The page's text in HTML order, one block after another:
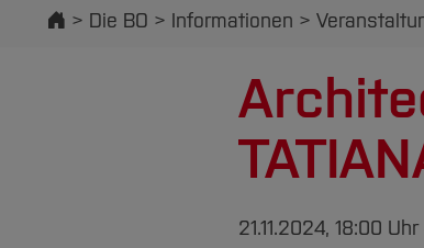
Startseite
Die BO Informationen
21.11.2024, 18:00